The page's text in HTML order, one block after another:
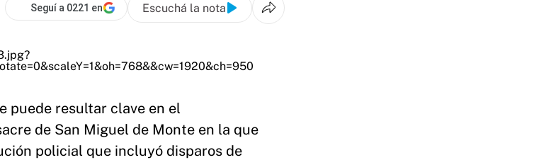
Seguí a 0221 en Escuchá la nota
puede resultar clave en el
de San Miguel de Monte en la que
policial que incluyó disparos de